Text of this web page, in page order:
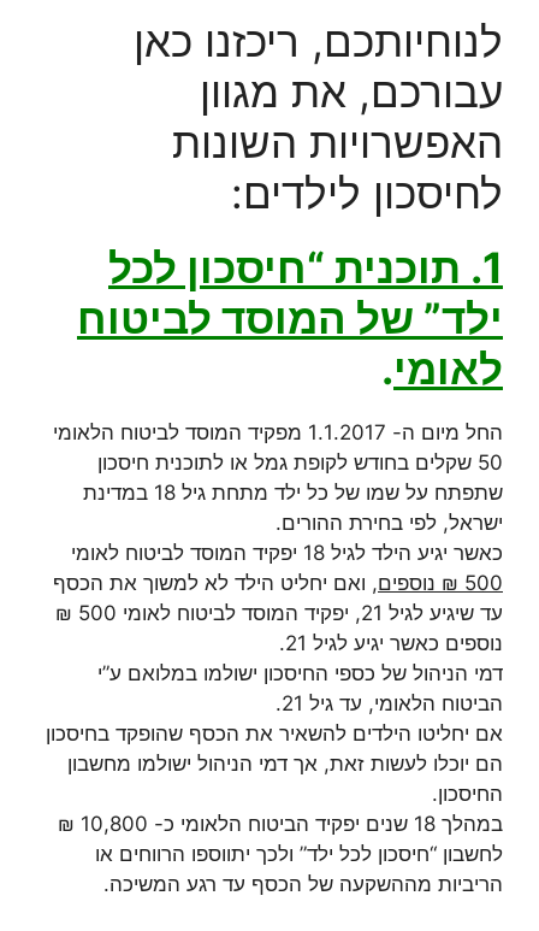
לנוחיותכם, ריכזנו כאן
עבורכם, את מגוון
האפשרויות השונות
לחיסכון לילדים:
1. תוכנית “חיסכון לכל
ילד” של המוסד לביטוח
לאומי.
החל מיום ה- 1.1.2017 מפקיד המוסד לביטוח הלאומי
50 שקלים בחודש לקופת גמל או לתוכנית חיסכון
שתפתח על שמו של כל ילד מתחת גיל 18 במדינת
ישראל, לפי בחירת ההורים.
כאשר יגיע הילד לגיל 18 יפקיד המוסד לביטוח לאומי
500 ₪ נוספים,
ואם יחליט הילד לא למשוך את הכסף
עד שיגיע לגיל 21, יפקיד המוסד לביטוח לאומי 500 ₪
נוספים כאשר יגיע לגיל 21.
דמי הניהול של כספי החיסכון ישולמו במלואם ע”י
הביטוח הלאומי, עד גיל 21.
אם יחליטו הילדים להשאיר את הכסף שהופקד בחיסכון
הם יוכלו לעשות זאת, אך דמי הניהול ישולמו מחשבון
החיסכון.
במהלך 18 שנים יפקיד הביטוח הלאומי כ- 10,800 ₪
לחשבון “חיסכון לכל ילד” ולכך יתווספו הרווחים או
הריביות מההשקעה של הכסף עד רגע המשיכה.